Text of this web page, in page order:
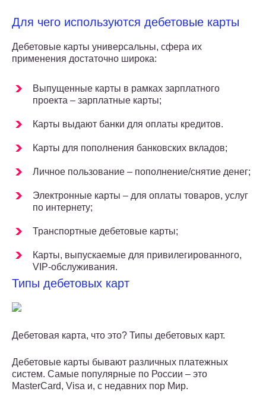
Для чего используются дебетовые карты
Дебетовые карты универсальны, сфера их
применения достаточно широка:
Выпущенные карты в рамках зарплатного
проекта – зарплатные карты;
Карты выдают банки для оплаты кредитов.
Карты для пополнения банковских вкладов;
Личное пользование – пополнение/снятие денег;
Электронные карты – для оплаты товаров, услуг
по интернету;
Транспортные дебетовые карты;
Карты, выпускаемые для привилегированного,
VIP-обслуживания.
Типы дебетовых карт
Дебетовая карта, что это? Типы дебетовых карт.
Дебетовые карты бывают различных платежных
систем. Самые популярные по России – это
MasterCard, Visa и, с недавних пор Мир.